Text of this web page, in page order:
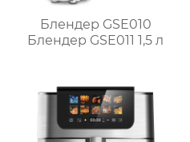
Блендер GSE010
Блендер GSE011 1,5 л